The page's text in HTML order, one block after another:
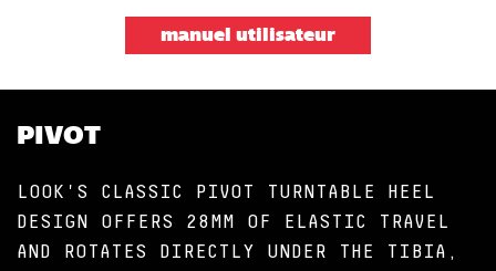
manuel utilisateur
PIVOT
LOOK'S CLASSIC PIVOT TURNTABLE HEEL
DESIGN OFFERS 28MM OF ELASTIC TRAVEL
AND ROTATES DIRECTLY UNDER THE TIBIA,